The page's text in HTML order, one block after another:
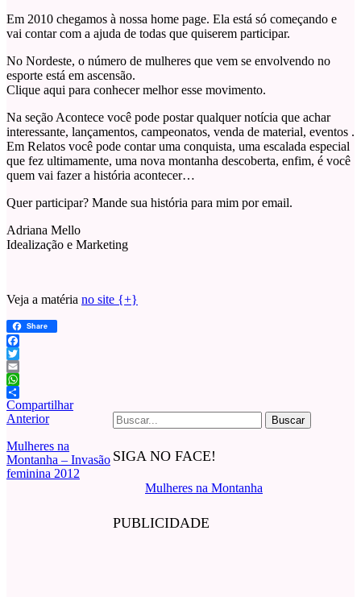
Em 2010 chegamos à nossa home page. Ela está só começando e
vai contar com a ajuda de todas que quiserem participar.
No Nordeste, o número de mulheres que vem se envolvendo no
esporte está em ascensão.
Clique aqui para conhecer melhor esse movimento.
Na seção Acontece você pode postar qualquer notícia que achar
interessante, lançamentos, campeonatos, venda de material, eventos .
Em Relatos você pode contar uma conquista, uma escalada especial
que fez ultimamente, uma nova montanha descoberta, enfim, é você
quem vai fazer a história acontecer…
Quer participar? Mande sua história para mim por email.
Adriana Mello
Idealização e Marketing
Veja a matéria no site {+}
Share
Facebook
Twitter
Email
WhatsApp
Compartilhar
Buscar
por:
SIGA NO FACE!
Mulheres na Montanha
PUBLICIDADE
Anterior
Mulheres na
Montanha – Invasão
feminina 2012